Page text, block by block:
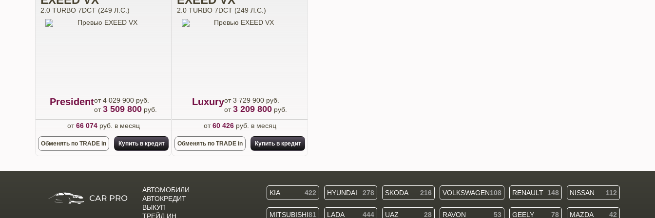
2.0 TURBO 7DCT (249 Л.С.)
Presidentот 4 029 900 руб.
от3 509 800руб.
от66 074руб. в месяц
Обменять по TRADE in Купить в кредит
2.0 TURBO 7DCT (249 Л.С.)
Luxuryот 3 729 900 руб.
от3 209 800 руб.
от60 426руб. в месяц
Обменять по TRADE in Купить в кредит
АВТОМОБИЛИ
АВТОКРЕДИТ
ВЫКУП
ТРЕЙД ИН
KIA 422 HYUNDAI 278 SKODA 216 VOLKSWAGEN108 RENAULT 148 NISSAN 112
MITSUBISHI81 LADA 444 UAZ 28 RAVON 53 GEELY 78 MAZDA 42